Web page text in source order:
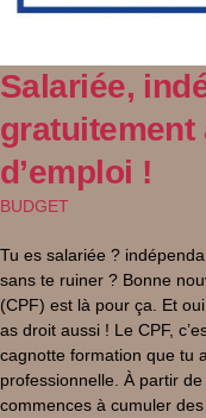
Salariée,
gratuitement
d’emploi !
BUDGET
Tu es salariée ?
sans te ruiner ? Bonne
(CPF) est là pour ça. Et
as droit aussi ! Le CPF,
cagnotte formation que tu
professionnelle. À partir
commences à cumuler